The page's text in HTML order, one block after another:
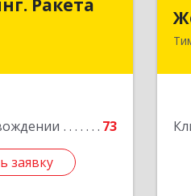
Ракета
73
заявку
Тимашевский р-
ца, Чайковского
заявку